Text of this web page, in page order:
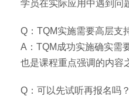
学员在实际应用中遇到问
Q：TQM实施需要高层支
A：TQM成功实施确实需
也是课程重点强调的内容
Q：可以先试听再报名吗？